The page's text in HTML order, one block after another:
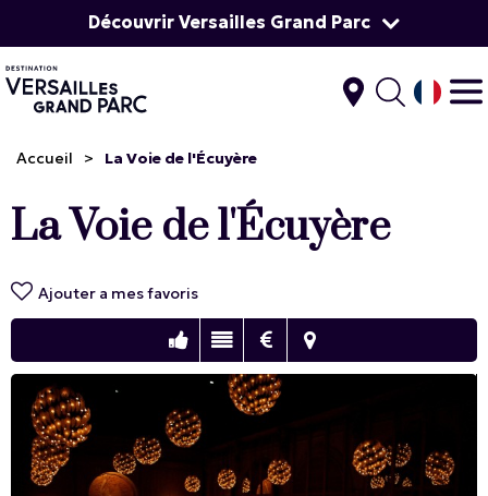
Découvrir Versailles Grand Parc
Accueil > La Voie de l'Écuyère
La Voie de l'Écuyère
Ajouter a mes favoris